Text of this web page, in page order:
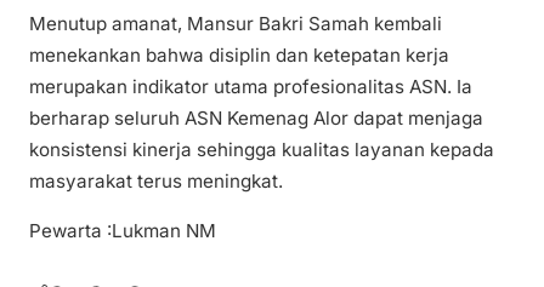
Menutup amanat, Mansur Bakri Samah kembali
menekankan bahwa disiplin dan ketepatan kerja
merupakan indikator utama profesionalitas ASN. Ia
berharap seluruh ASN Kemenag Alor dapat menjaga
konsistensi kinerja sehingga kualitas layanan kepada
masyarakat terus meningkat.
Pewarta :Lukman NM